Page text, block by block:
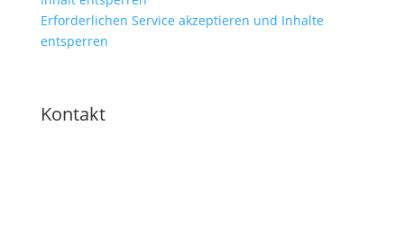
Erforderlichen Service akzeptieren und Inhalte
entsperren
Kontakt